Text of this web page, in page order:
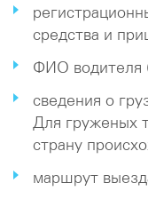
средства и
ФИО водителя
сведения о
Для груженых
страну
маршрут